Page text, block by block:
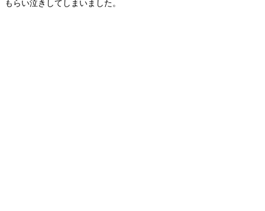
もらい泣きしてしまいました。